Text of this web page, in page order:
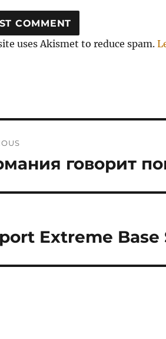
uses Akismet to reduce spam.
говорит
Extreme